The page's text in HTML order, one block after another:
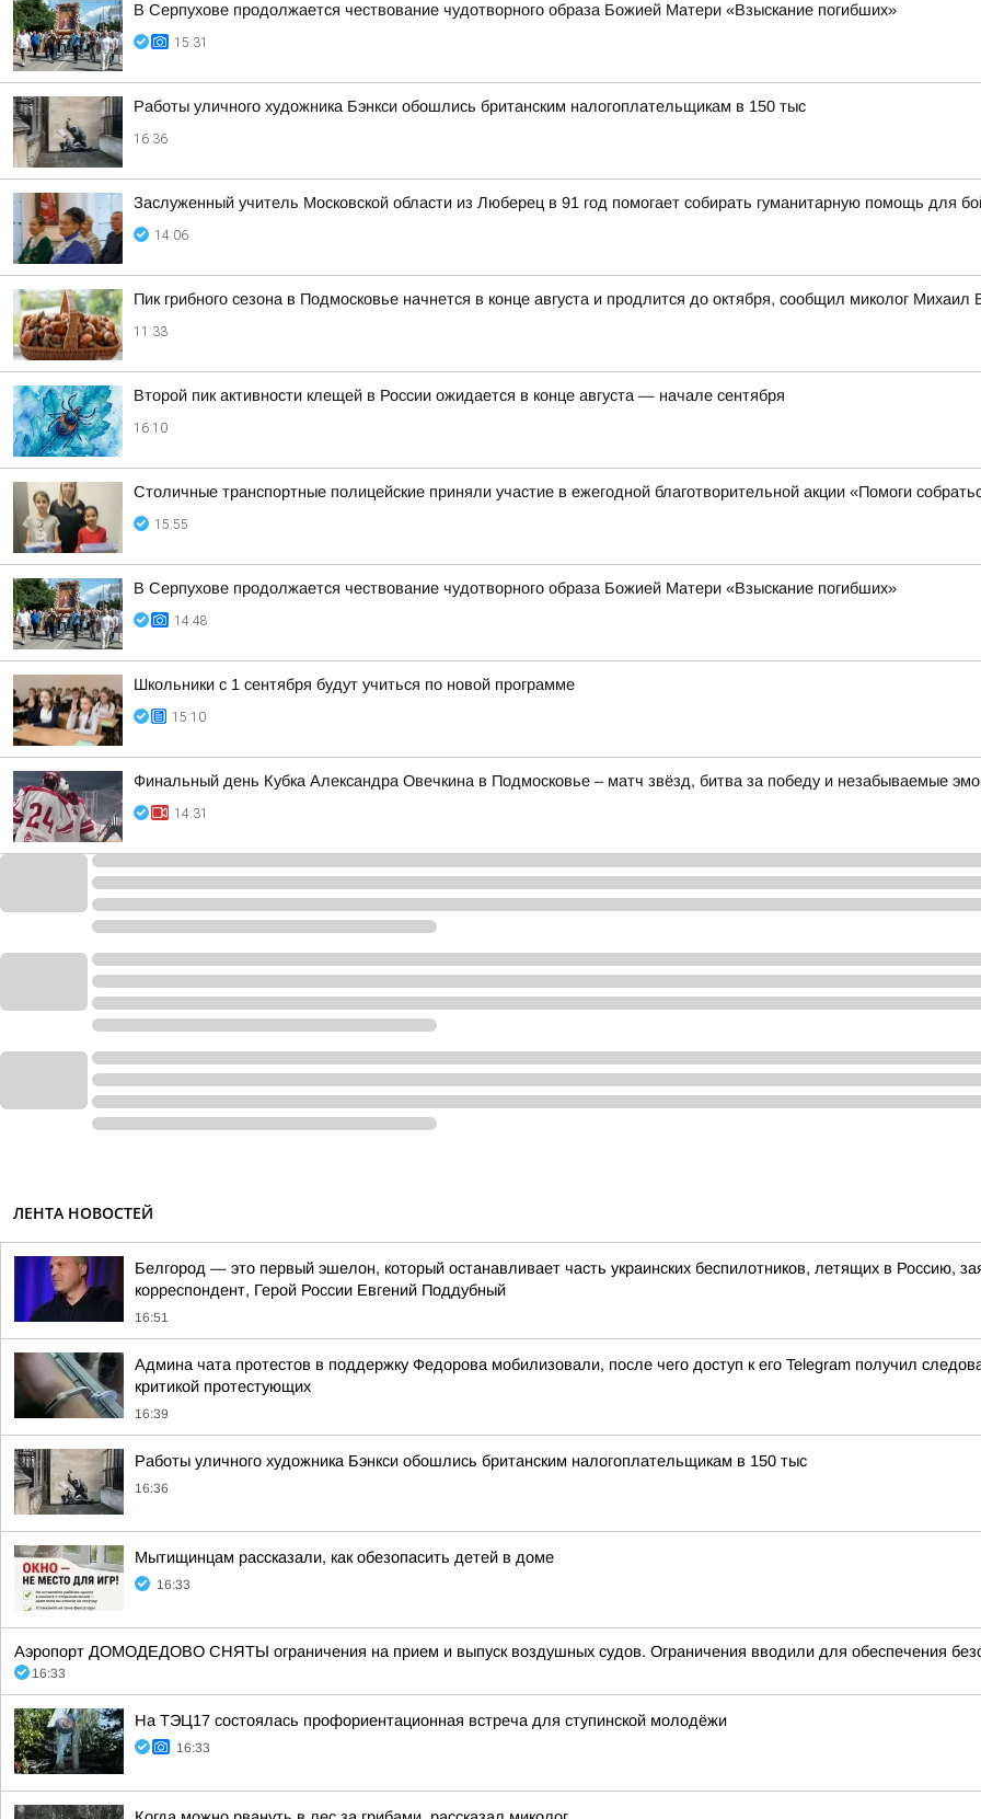
В Серпухове продолжается чествование чудотворного образа Божией Матери «Взыскание погибших»
15:31
Работы уличного художника Бэнкси обошлись британским налогоплательщикам в 150 тыс
16:36
Заслуженный учитель Московской области из Люберец в 91 год помогает собирать гуманитарную помощь для
14:06
Пик грибного сезона в Подмосковье начнется в конце августа и продлится до октября, сообщил миколог Михаил
11:33
Второй пик активности клещей в России ожидается в конце августа — начале сентября
16:10
Столичные транспортные полицейские приняли участие в ежегодной благотворительной акции «Помоги
15:55
В Серпухове продолжается чествование чудотворного образа Божией Матери «Взыскание погибших»
14:48
Школьники с 1 сентября будут учиться по новой программе
15:10
Финальный день Кубка Александра Овечкина в Подмосковье – матч звёзд, битва за победу и незабываемые
14:31
ЛЕНТА НОВОСТЕЙ
Белгород — это первый эшелон, который останавливает часть украинских беспилотников, летящих в Россию,
корреспондент, Герой России Евгений Поддубный
16:51
Админа чата протестов в поддержку Федорова мобилизовали, после чего доступ к его Telegram получил
критикой протестующих
16:39
Работы уличного художника Бэнкси обошлись британским налогоплательщикам в 150 тыс
16:36
Мытищинцам рассказали, как обезопасить детей в доме
16:33
Аэропорт ДОМОДЕДОВО СНЯТЫ ограничения на прием и выпуск воздушных судов. Ограничения вводили для обеспечения
16:33
На ТЭЦ17 состоялась профориентационная встреча для ступинской молодёжи
16:33